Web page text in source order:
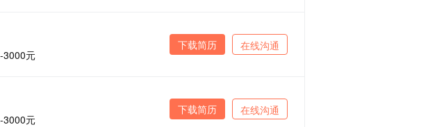
3000元
在线沟通
下载简历
3000元
在线沟通
下载简历